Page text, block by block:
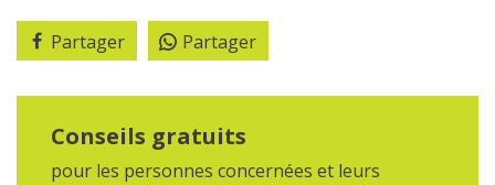
Partager Partager
Conseils gratuits
pour les personnes concernées et leurs